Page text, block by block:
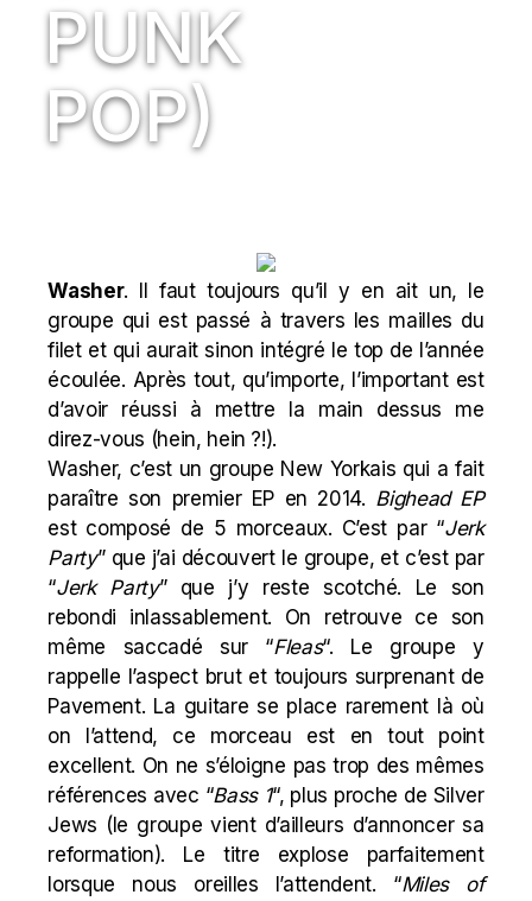
PUNK
POP)
Washer. Il faut toujours qu’il y en ait un, le
groupe qui est passé à travers les mailles du
filet et qui aurait sinon intégré le top de l’année
écoulée. Après tout, qu’importe, l’important est
d’avoir réussi à mettre la main dessus me
direz-vous (hein, hein ?!).
Washer, c’est un groupe New Yorkais qui a fait
paraître son premier EP en 2014. Bighead EP
est composé de 5 morceaux. C’est par “Jerk
Party” que j’ai découvert le groupe, et c’est par
“Jerk Party” que j’y reste scotché. Le son
rebondi inlassablement. On retrouve ce son
même saccadé sur “Fleas“. Le groupe y
rappelle l’aspect brut et toujours surprenant de
Pavement. La guitare se place rarement là où
on l’attend, ce morceau est en tout point
excellent. On ne s’éloigne pas trop des mêmes
références avec “Bass 1“, plus proche de Silver
Jews (le groupe vient d’ailleurs d’annoncer sa
reformation). Le titre explose parfaitement
lorsque nous oreilles l’attendent. “Miles of